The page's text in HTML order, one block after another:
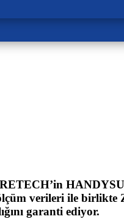
verileri ile
garanti ediyor.